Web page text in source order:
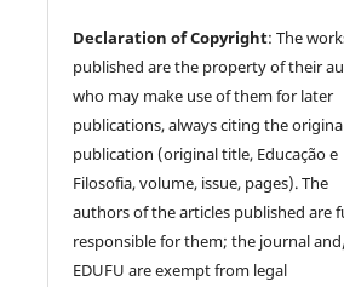
Declaration of Copyright: The
published are the property of their
who may make use of them for later
publications, always citing the
publication (original title, Educação e
Filosofia, volume, issue, pages). The
authors of the articles published are
responsible for them; the journal
EDUFU are exempt from legal